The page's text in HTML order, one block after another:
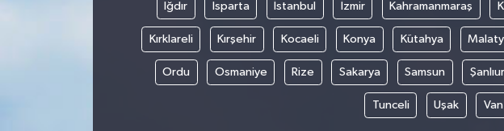
Iğdır Isparta İstanbul İzmir Kahramanmaraş
Kırklareli Kırşehir Kocaeli Konya Kütahya
Ordu Osmaniye Rize Sakarya Samsun
Tunceli Uşak Van